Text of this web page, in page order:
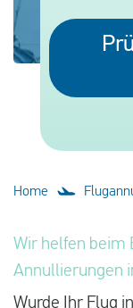
Neuigkeiten
Blog
Über uns
Kontakt
Home
Wir helfen beim
Annullierungen
Wurde Ihr Flug